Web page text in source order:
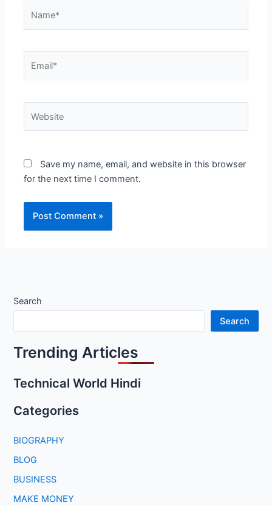
Save my name, email, and website in this browser
for the next time I comment.
Search
Search
Trending Articles
Technical World Hindi
Categories
BIOGRAPHY
BLOG
BUSINESS
MAKE MONEY